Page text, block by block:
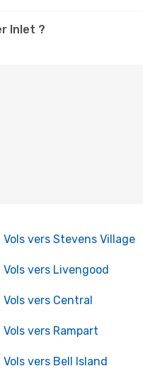
Inlet ?
Vols vers Stevens Village
Vols vers Livengood
Vols vers Central
Vols vers Rampart
Vols vers Bell Island